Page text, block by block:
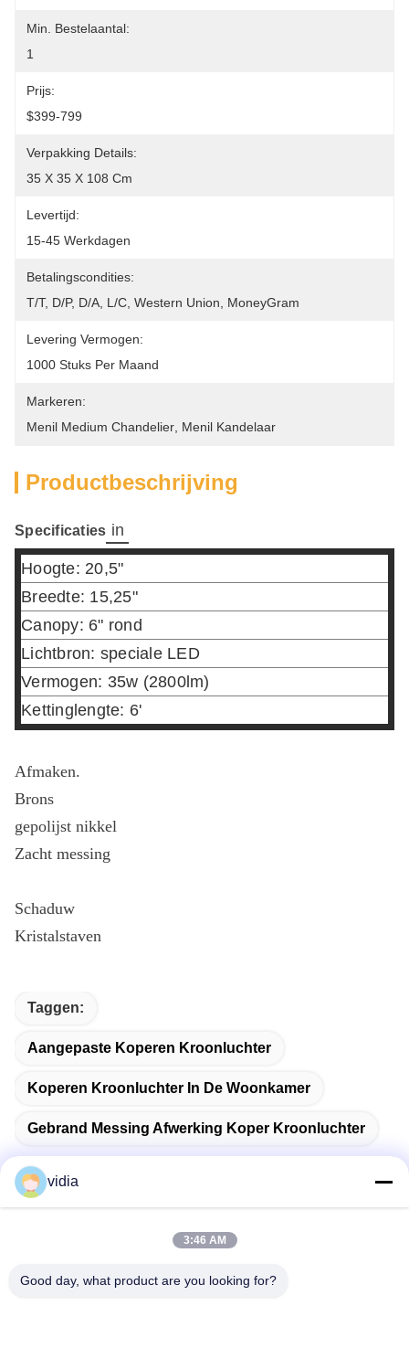
Min. Bestelaantal:
1
Prijs:
$399-799
Verpakking Details:
35 X 35 X 108 Cm
Levertijd:
15-45 Werkdagen
Betalingscondities:
T/T, D/P, D/A, L/C, Western Union, MoneyGram
Levering Vermogen:
1000 Stuks Per Maand
Markeren:
Menil Medium Chandelier Menil Kandelaar
Productbeschrijving
Specificaties in
Hoogte: 20,5"
Breedte: 15,25"
Canopy: 6" rond
Lichtbron: speciale LED
Vermogen: 35w (2800lm)
Kettinglengte: 6'
Afmaken.
Brons
gepolijst nikkel
Zacht messing
Schaduw
Kristalstaven
Taggen:
Aangepaste Koperen Kroonluchter
Koperen Kroonluchter In De Woonkamer
Gebrand Messing Afwerking Koper Kroonluchter
Adres
vidia
3:46 AM
Good day, what product are you looking for?